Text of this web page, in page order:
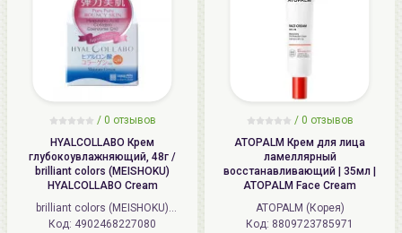
/ 0 отзывов
HYALCOLLABO Крем
глубокоувлажняющий, 48г /
brilliant colors (MEISHOKU)
HYALCOLLABO Cream
brilliant colors (MEISHOKU)
(Япония)
Код: 4902468227080
/ 0 отзывов
ATOPALM Крем для лица
ламеллярный
восстанавливающий | 35мл |
ATOPALM Face Cream
ATOPALM (Корея)
Код: 8809723785971